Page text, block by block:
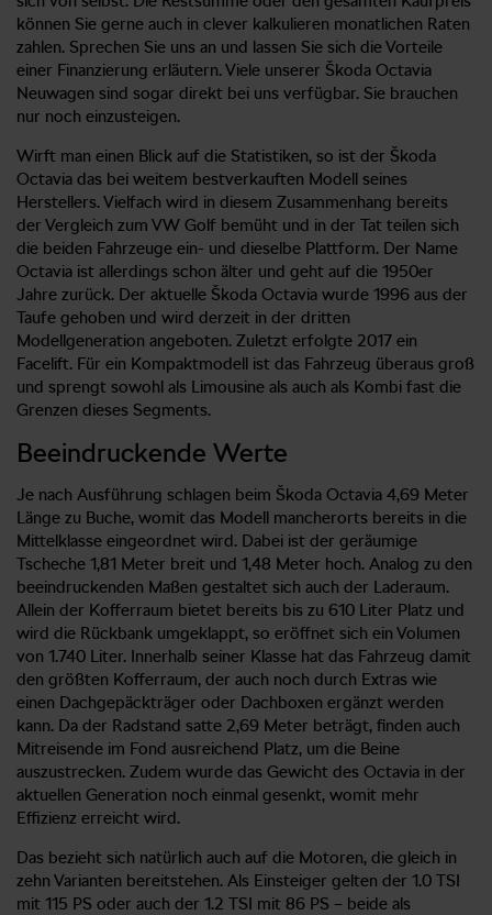
können Sie gerne auch in clever kalkulieren monatlichen Raten
zahlen. Sprechen Sie uns an und lassen Sie sich die Vorteile
einer Finanzierung erläutern. Viele unserer Škoda Octavia
Neuwagen sind sogar direkt bei uns verfügbar. Sie brauchen
nur noch einzusteigen.
Wirft man einen Blick auf die Statistiken, so ist der Škoda
Octavia das bei weitem bestverkauften Modell seines
Herstellers. Vielfach wird in diesem Zusammenhang bereits
der Vergleich zum VW Golf bemüht und in der Tat teilen sich
die beiden Fahrzeuge ein- und dieselbe Plattform. Der Name
Octavia ist allerdings schon älter und geht auf die 1950er
Jahre zurück. Der aktuelle Škoda Octavia wurde 1996 aus der
Taufe gehoben und wird derzeit in der dritten
Modellgeneration angeboten. Zuletzt erfolgte 2017 ein
Facelift. Für ein Kompaktmodell ist das Fahrzeug überaus groß
und sprengt sowohl als Limousine als auch als Kombi fast die
Grenzen dieses Segments.
Beeindruckende Werte
Je nach Ausführung schlagen beim Škoda Octavia 4,69 Meter
Länge zu Buche, womit das Modell mancherorts bereits in die
Mittelklasse eingeordnet wird. Dabei ist der geräumige
Tscheche 1,81 Meter breit und 1,48 Meter hoch. Analog zu den
beeindruckenden Maßen gestaltet sich auch der Laderaum.
Allein der Kofferraum bietet bereits bis zu 610 Liter Platz und
wird die Rückbank umgeklappt, so eröffnet sich ein Volumen
von 1.740 Liter. Innerhalb seiner Klasse hat das Fahrzeug damit
den größten Kofferraum, der auch noch durch Extras wie
einen Dachgepäckträger oder Dachboxen ergänzt werden
kann. Da der Radstand satte 2,69 Meter beträgt, finden auch
Mitreisende im Fond ausreichend Platz, um die Beine
auszustrecken. Zudem wurde das Gewicht des Octavia in der
aktuellen Generation noch einmal gesenkt, womit mehr
Effizienz erreicht wird.
Das bezieht sich natürlich auch auf die Motoren, die gleich in
zehn Varianten bereitstehen. Als Einsteiger gelten der 1.0 TSI
mit 115 PS oder auch der 1.2 TSI mit 86 PS – beide als